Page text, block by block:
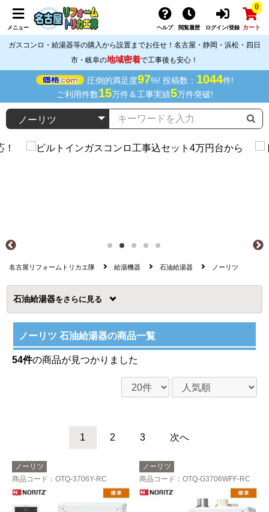
メニュー ヘルプ 閲覧履歴 ログイン/登録
0
カート
ガスコンロ・給湯器等の購入から設置までお任せ！名古屋・静岡・浜松・四日
市・岐阜の地域密着で工事後も安心！
圧倒的満足度97%! 投稿数： 1044件!
ご利用件数15万件＆工事実績5万件突破!
名古屋リフォームトリカエ隊 給湯機器 石油給湯器 ノーリツ
石油給湯器を
ノーリツ 石油給湯器の商品一覧
54件の商品が見つかりました
1 2 3 次へ
ノーリツ
商品コード ：OTQ-3706Y-RC
ノーリツ
商品コード ：OTQ-G3706WFF-RC